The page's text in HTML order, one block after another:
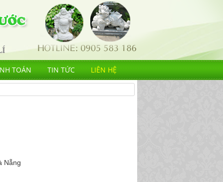
TOÁN TIN TỨC LIÊN HỆ
Nẵng